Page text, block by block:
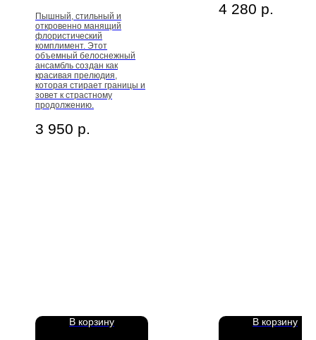
Пышный, стильный и
откровенно манящий
флористический
комплимент. Этот
объемный белоснежный
ансамбль создан как
красивая прелюдия,
которая стирает границы и
зовет к страстному
продолжению.
3 950 р.
В корзину
4 280 р.
В корзину